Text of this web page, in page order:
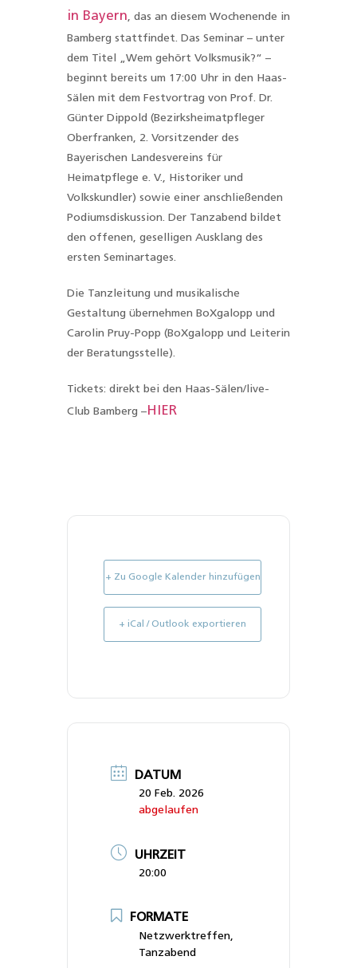
in Bayern, das an diesem Wochenende in
Bamberg stattfindet. Das Seminar – unter
dem Titel „Wem gehört Volksmusik?“ –
beginnt bereits um 17:00 Uhr in den Haas-
Sälen mit dem Festvortrag von Prof. Dr.
Günter Dippold (Bezirksheimatpfleger
Oberfranken, 2. Vorsitzender des
Bayerischen Landesvereins für
Heimatpflege e. V., Historiker und
Volkskundler) sowie einer anschließenden
Podiumsdiskussion. Der Tanzabend bildet
den offenen, geselligen Ausklang des
ersten Seminartages.
Die Tanzleitung und musikalische
Gestaltung übernehmen BoXgalopp und
Carolin Pruy-Popp (BoXgalopp und Leiterin
der Beratungsstelle).
Tickets: direkt bei den Haas-Sälen/live-
Club Bamberg – HIER
+ Zu Google Kalender hinzufügen
+ iCal / Outlook exportieren
DATUM
20 Feb. 2026
abgelaufen
UHRZEIT
20:00
FORMATE
Netzwerktreffen,
Tanzabend